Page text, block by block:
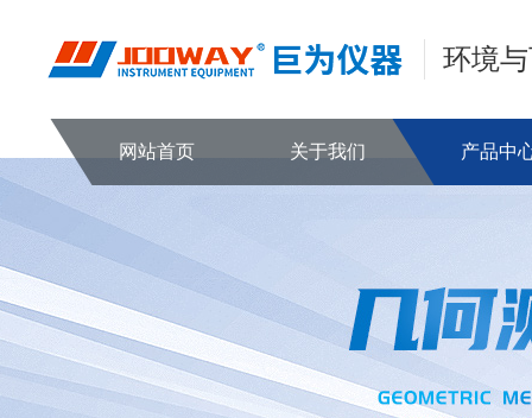
环境
网站首页 关于我们 产品中